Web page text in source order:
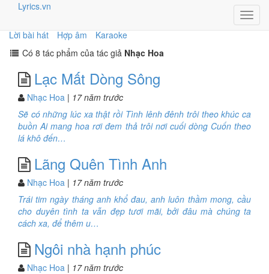
Lyrics.vn
Lời bài hát Hợp âm
Karaoke
Có 8 tác phẩm của tác giả Nhạc Hoa
Lạc Mất Dòng Sông
Nhạc Hoa | 17 năm trước
Sẽ có những lúc xa thật rồi Tình lênh đênh trôi theo khúc ca
buồn Ai mang hoa rơi đem thả trôi nơi cuối dòng Cuốn theo
lá khô đến…
Lãng Quên Tình Anh
Nhạc Hoa | 17 năm trước
Trái tim ngày tháng anh khổ đau, anh luôn thầm mong, cầu
cho duyên tình ta vẫn đẹp tươi mãi, bởi đâu mà chúng ta
cách xa, để thêm u…
Ngôi nhà hạnh phúc
Nhạc Hoa | 17 năm trước